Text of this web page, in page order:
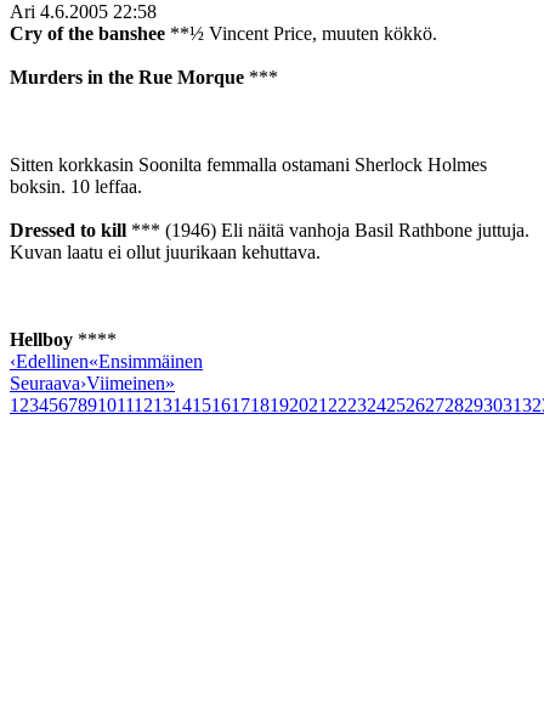
Ari 4.6.2005 22:58
Cry of the banshee **½ Vincent Price, muuten kökkö.
Murders in the Rue Morque ***
Sitten korkkasin Soonilta femmalla ostamani Sherlock Holmes
boksin. 10 leffaa.
Dressed to kill *** (1946) Eli näitä vanhoja Basil Rathbone juttuja.
Kuvan laatu ei ollut juurikaan kehuttava.
Hellboy ****
‹Edellinen«Ensimmäinen
Seuraava›Viimeinen»
1 23456789101112131415161718192021 2223242526272829303132